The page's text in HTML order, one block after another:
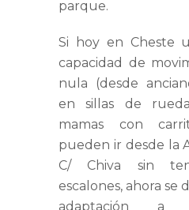
parque.
Si hoy en Cheste
capacidad de
nula (desde
en sillas de
mamas con
pueden ir desde la
C/ Chiva sin
escalones, ahora se
adaptación a